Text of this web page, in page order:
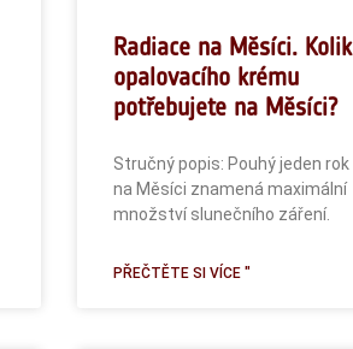
Radiace na Měsíci. Kolik
opalovacího krému
potřebujete na Měsíci?
Stručný popis: Pouhý jeden rok
na Měsíci znamená maximální
množství slunečního záření.
PŘEČTĚTE SI VÍCE "